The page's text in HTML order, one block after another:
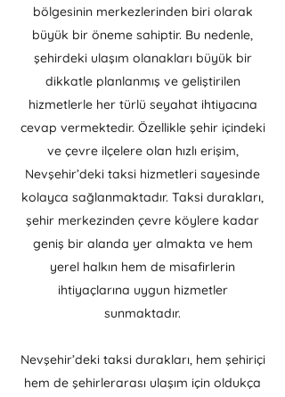
bölgesinin merkezlerinden biri olarak
büyük bir öneme sahiptir. Bu nedenle,
şehirdeki ulaşım olanakları büyük bir
dikkatle planlanmış ve geliştirilen
hizmetlerle her türlü seyahat ihtiyacına
cevap vermektedir. Özellikle şehir içindeki
ve çevre ilçelere olan hızlı erişim,
Nevşehir’deki taksi hizmetleri sayesinde
kolayca sağlanmaktadır. Taksi durakları,
şehir merkezinden çevre köylere kadar
geniş bir alanda yer almakta ve hem
yerel halkın hem de misafirlerin
ihtiyaçlarına uygun hizmetler
sunmaktadır.
Nevşehir’deki taksi durakları, hem şehiriçi
hem de şehirlerarası ulaşım için oldukça